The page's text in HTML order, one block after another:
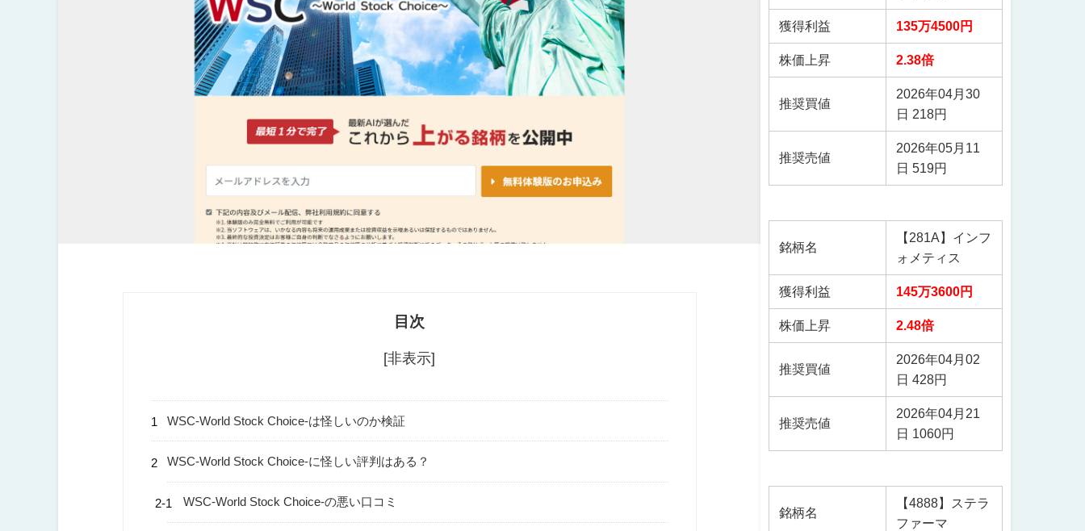
目次
[非表示]
WSC-World Stock Choice-は怪しいのか検証
WSC-World Stock Choice-に怪しい評判はある？
WSC-World Stock Choice-の悪い口コミ
獲得利益 135万4500円
株価上昇 2.38倍
推奨買値
2026年04月30
日 218円
推奨売値
2026年05月11
日 519円
銘柄名
【281A】インフ
ォメティス
獲得利益 145万3600円
株価上昇 2.48倍
推奨買値
2026年04月02
日 428円
推奨売値
2026年04月21
日 1060円
銘柄名
【4888】ステラ
ファーマ